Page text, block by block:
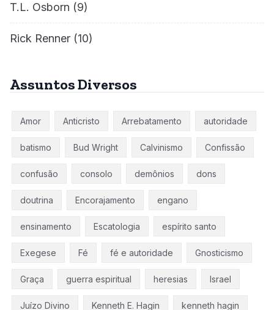
T.L. Osborn (9)
Rick Renner (10)
Assuntos Diversos
Amor Anticristo Arrebatamento autoridade
batismo Bud Wright Calvinismo Confissão
confusão consolo demônios dons
doutrina Encorajamento engano
ensinamento Escatologia espírito santo
Exegese Fé fé e autoridade Gnosticismo
Graça guerra espiritual heresias Israel
Juízo Divino Kenneth E. Hagin kenneth hagin